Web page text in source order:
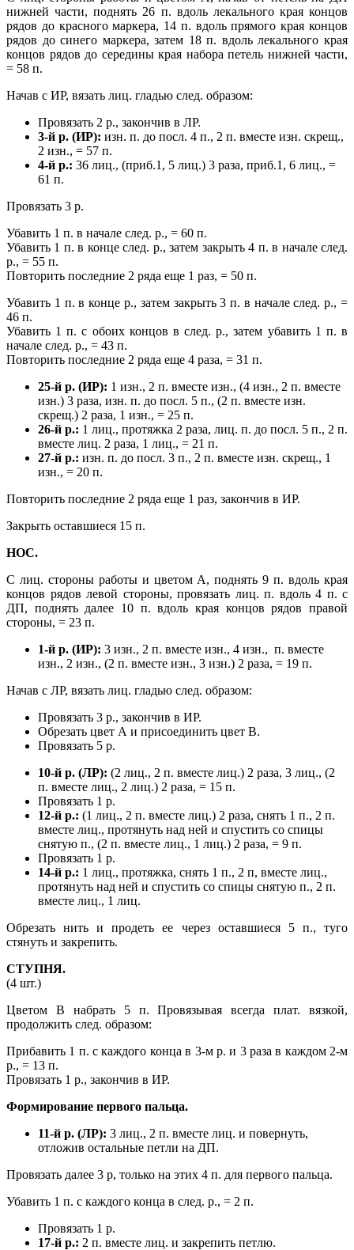
нижней части, поднять 26 п. вдоль лекального края концов
рядов до красного маркера, 14 п. вдоль прямого края концов
рядов до синего маркера, затем 18 п. вдоль лекального края
концов рядов до середины края набора петель нижней части,
= 58 п.
Начав с ИР, вязать лиц. гладью след. образом:
Провязать 2 р., закончив в ЛР.
3-й р. (ИР): изн. п. до посл. 4 п., 2 п. вместе изн. скрещ.,
2 изн., = 57 п.
4-й р.: 36 лиц., (приб.1, 5 лиц.) 3 раза, приб.1, 6 лиц., =
61 п.
Провязать 3 р.
Убавить 1 п. в начале след. р., = 60 п.
Убавить 1 п. в конце след. р., затем закрыть 4 п. в начале след.
р., = 55 п.
Повторить последние 2 ряда еще 1 раз, = 50 п.
Убавить 1 п. в конце р., затем закрыть 3 п. в начале след. р., =
46 п.
Убавить 1 п. с обоих концов в след. р., затем убавить 1 п. в
начале след. р., = 43 п.
Повторить последние 2 ряда еще 4 раза, = 31 п.
25-й р. (ИР): 1 изн., 2 п. вместе изн., (4 изн., 2 п. вместе
изн.) 3 раза, изн. п. до посл. 5 п., (2 п. вместе изн.
скрещ.) 2 раза, 1 изн., = 25 п.
26-й р.: 1 лиц., протяжка 2 раза, лиц. п. до посл. 5 п., 2 п.
вместе лиц. 2 раза, 1 лиц., = 21 п.
27-й р.: изн. п. до посл. 3 п., 2 п. вместе изн. скрещ., 1
изн., = 20 п.
Повторить последние 2 ряда еще 1 раз, закончив в ИР.
Закрыть оставшиеся 15 п.
НОС.
С лиц. стороны работы и цветом А, поднять 9 п. вдоль края
концов рядов левой стороны, провязать лиц. п. вдоль 4 п. с
ДП, поднять далее 10 п. вдоль края концов рядов правой
стороны, = 23 п.
1-й р. (ИР): 3 изн., 2 п. вместе изн., 4 изн., п. вместе
изн., 2 изн., (2 п. вместе изн., 3 изн.) 2 раза, = 19 п.
Начав с ЛР, вязать лиц. гладью след. образом:
Провязать 3 р., закончив в ИР.
Обрезать цвет А и присоединить цвет В.
Провязать 5 р.
10-й р. (ЛР): (2 лиц., 2 п. вместе лиц.) 2 раза, 3 лиц., (2
п. вместе лиц., 2 лиц.) 2 раза, = 15 п.
Провязать 1 р.
12-й р.: (1 лиц., 2 п. вместе лиц.) 2 раза, снять 1 п., 2 п.
вместе лиц., протянуть над ней и спустить со спицы
снятую п., (2 п. вместе лиц., 1 лиц.) 2 раза, = 9 п.
Провязать 1 р.
14-й р.: 1 лиц., протяжка, снять 1 п., 2 п, вместе лиц.,
протянуть над ней и спустить со спицы снятую п., 2 п.
вместе лиц., 1 лиц.
Обрезать нить и продеть ее через оставшиеся 5 п., туго
стянуть и закрепить.
СТУПНЯ.
(4 шт.)
Цветом В набрать 5 п. Провязывая всегда плат. вязкой,
продолжить след. образом:
Прибавить 1 п. с каждого конца в 3-м р. и 3 раза в каждом 2-м
р., = 13 п.
Провязать 1 р., закончив в ИР.
Формирование первого пальца.
11-й р. (ЛР): 3 лиц., 2 п. вместе лиц. и повернуть,
отложив остальные петли на ДП.
Провязать далее 3 р, только на этих 4 п. для первого пальца.
Убавить 1 п. с каждого конца в след. р., = 2 п.
Провязать 1 р.
17-й р.: 2 п. вместе лиц. и закрепить петлю.